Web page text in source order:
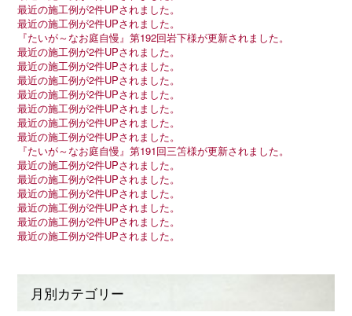
最近の施工例が2件UPされました。
最近の施工例が2件UPされました。
『たいが～なお庭自慢』第192回岩下様が更新されました。
最近の施工例が2件UPされました。
最近の施工例が2件UPされました。
最近の施工例が2件UPされました。
最近の施工例が2件UPされました。
最近の施工例が2件UPされました。
最近の施工例が2件UPされました。
最近の施工例が2件UPされました。
『たいが～なお庭自慢』第191回三笘様が更新されました。
最近の施工例が2件UPされました。
最近の施工例が2件UPされました。
最近の施工例が2件UPされました。
最近の施工例が2件UPされました。
最近の施工例が2件UPされました。
最近の施工例が2件UPされました。
月別カテゴリー